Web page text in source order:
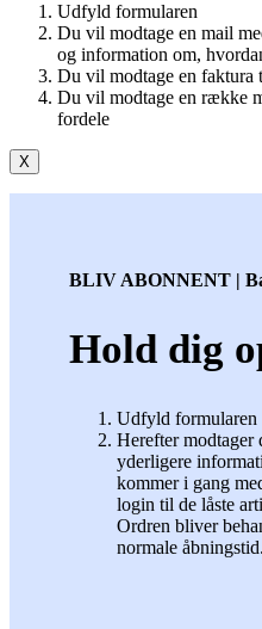
Udfyld formularen
Du vil modtage en mail
og information om,
Du vil modtage en faktura
Du vil modtage en række
fordele
X
BLIV ABONNENT |
Hold dig
Udfyld formularen
Herefter modtager
yderligere
kommer i gang
login til de låste
Ordren bliver
normale åbningstid.